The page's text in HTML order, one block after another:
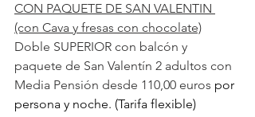
CON PAQUETE DE SAN VALENTIN
(con Cava y fresas con chocolate)
Doble SUPERIOR con balcón y
paquete de San Valentín 2 adultos con
Media Pensión desde 110,00 euros por
persona y noche. (Tarifa flexible)